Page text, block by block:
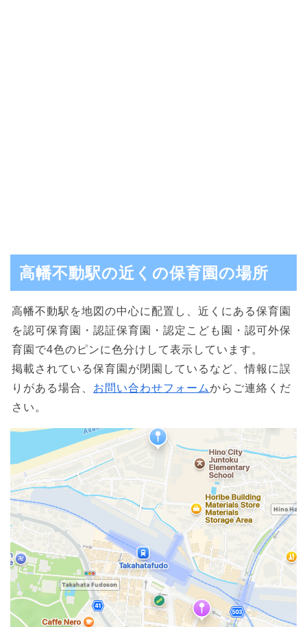
高幡不動駅の近くの保育園の場所
高幡不動駅を地図の中心に配置し、近くにある保育園
を認可保育園・認証保育園・認定こども園・認可外保
育園で4色のピンに色分けして表示しています。
掲載されている保育園が閉園しているなど、情報に誤
りがある場合、 お問い合わせフォームからご連絡くだ
さい。